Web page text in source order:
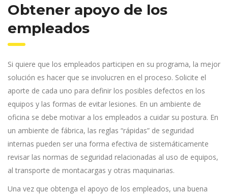
Obtener apoyo de los
empleados
Si quiere que los empleados participen en su programa, la mejor
solución es hacer que se involucren en el proceso. Solicite el
aporte de cada uno para definir los posibles defectos en los
equipos y las formas de evitar lesiones. En un ambiente de
oficina se debe motivar a los empleados a cuidar su postura. En
un ambiente de fábrica, las reglas “rápidas” de seguridad
internas pueden ser una forma efectiva de sistemáticamente
revisar las normas de seguridad relacionadas al uso de equipos,
al transporte de montacargas y otras maquinarias.
Una vez que obtenga el apoyo de los empleados, una buena